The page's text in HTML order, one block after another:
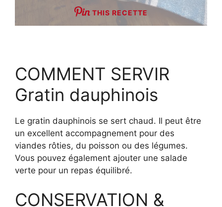
THIS RECETTE
COMMENT SERVIR
Gratin dauphinois
Le gratin dauphinois se sert chaud. Il peut être
un excellent accompagnement pour des
viandes rôties, du poisson ou des légumes.
Vous pouvez également ajouter une salade
verte pour un repas équilibré.
CONSERVATION &